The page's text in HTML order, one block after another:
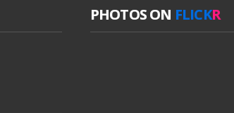
PHOTOS ON FLICKR